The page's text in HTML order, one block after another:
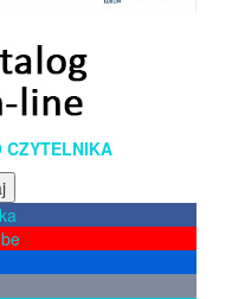
CZYTELNIKA